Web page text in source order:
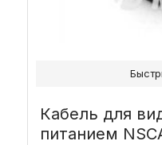
Кабель для
питанием